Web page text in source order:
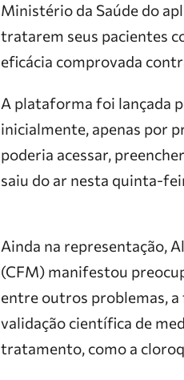
Ministério da Saúde do
tratarem seus pacientes
eficácia comprovada
A plataforma foi lançada
inicialmente, apenas por
poderia acessar,
saiu do ar nesta quinta-
Ainda na representação,
(CFM) manifestou
entre outros problemas, a
validação científica de
tratamento, como a